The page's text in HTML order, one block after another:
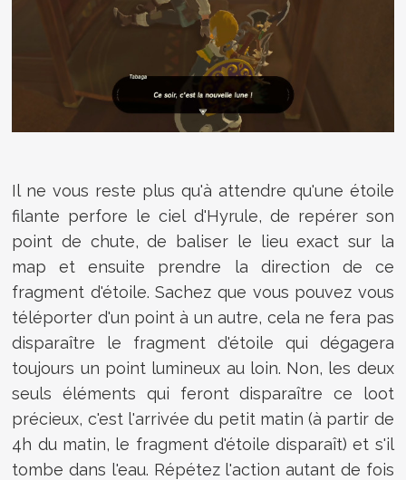
Il ne vous reste plus qu'à attendre qu'une étoile
filante perfore le ciel d'Hyrule, de repérer son
point de chute, de baliser le lieu exact sur la
map et ensuite prendre la direction de ce
fragment d'étoile. Sachez que vous pouvez vous
téléporter d'un point à un autre, cela ne fera pas
disparaître le fragment d'étoile qui dégagera
toujours un point lumineux au loin. Non, les deux
seuls éléments qui feront disparaître ce loot
précieux, c'est l'arrivée du petit matin (à partir de
4h du matin, le fragment d'étoile disparaît) et s'il
tombe dans l'eau. Répétez l'action autant de fois